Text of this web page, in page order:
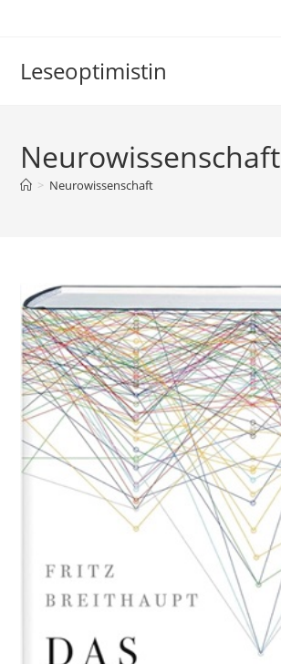
Leseoptimistin
Neurowissenschaft
> Neurowissenschaft